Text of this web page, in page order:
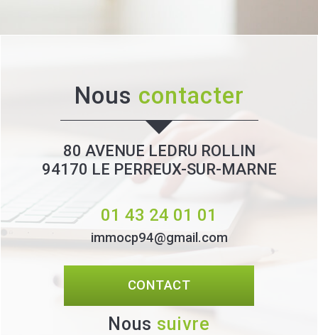
Nous contacter
80 AVENUE LEDRU ROLLIN
94170 LE PERREUX-SUR-MARNE
01 43 24 01 01
immocp94@gmail.com
CONTACT
Nous suivre